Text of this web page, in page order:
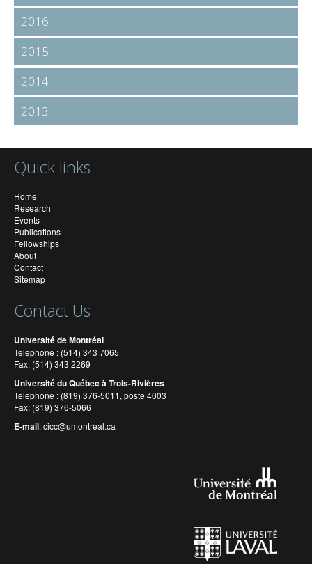
2016
2015
2014
2013
Quick links
Home
Research
Events
Publications
Fellowships
About
Contact
Sitemap
Contact Us
Université de Montréal
Telephone : (514) 343 7065
Fax: (514) 343 2269
Université du Québec à Trois-Rivières
Telephone : (819) 376-5011, poste 4003
Fax: (819) 376-5066
E-mail:cicc@umontreal.ca